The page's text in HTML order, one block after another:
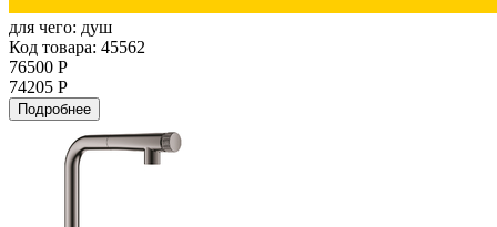
для чего: душ
Код товара: 45562
76500 Р
74205 Р
Подробнее